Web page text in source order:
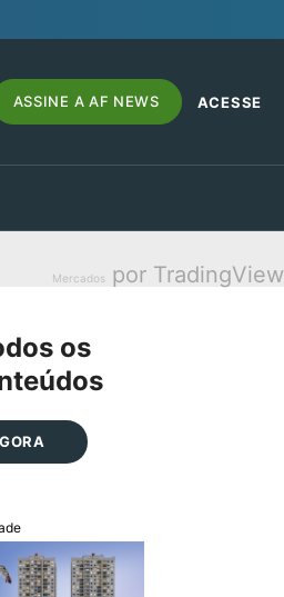
ASSINE A AF NEWS ACESSE
Mercados por TradingView
os